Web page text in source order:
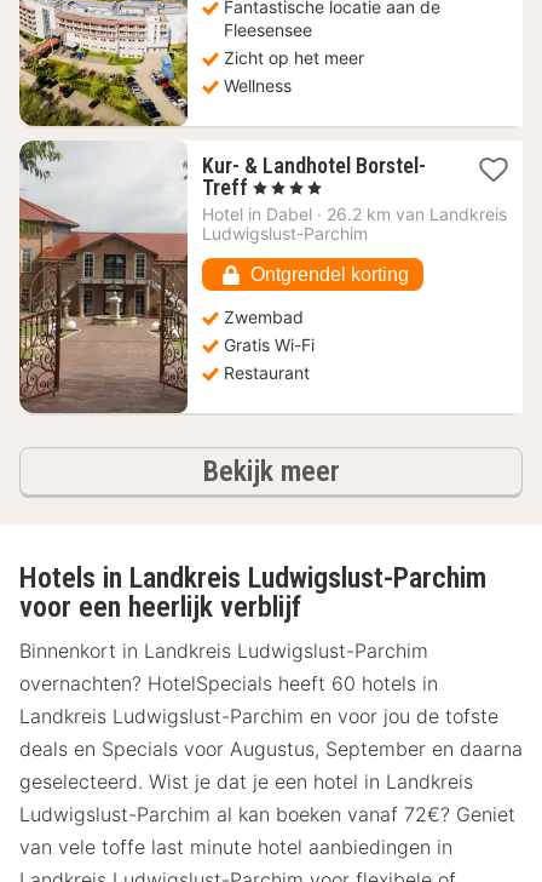
Fantastische locatie aan de
Fleesensee
Zicht op het meer
Wellness
Kur- & Landhotel Borstel-
Treff 1
nacht
vanaf
94,44
€
, 4 Sterren
Hotel in Dabel · 26.2 km van Landkreis
Ludwigslust-Parchim
Ontgrendel korting
Zwembad
Gratis Wi-Fi
Restaurant
Bekijk meerhotels
Hotels in Landkreis Ludwigslust-Parchim
voor een heerlijk verblijf
Binnenkort in Landkreis Ludwigslust-Parchim
overnachten? HotelSpecials heeft 60 hotels in
Landkreis Ludwigslust-Parchim en voor jou de tofste
deals en Specials voor Augustus, September en daarna
geselecteerd. Wist je dat je een hotel in Landkreis
Ludwigslust-Parchim al kan boeken vanaf 72€? Geniet
van vele toffe last minute hotel aanbiedingen in